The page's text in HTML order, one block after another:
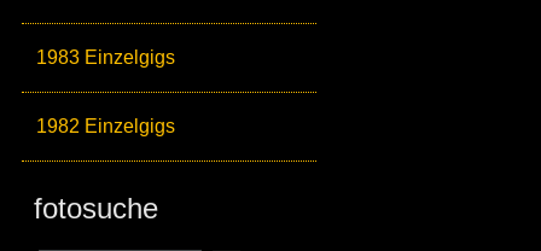
1983 Einzelgigs
1982 Einzelgigs
fotosuche